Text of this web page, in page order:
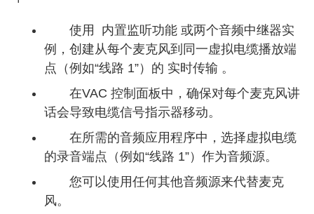
使用 内置监听功能 或两个音频中继器实
例，创建从每个麦克风到同一虚拟电缆播放端
点（例如“线路 1”）的 实时传输 。
在VAC 控制面板中，确保对每个麦克风讲
话会导致电缆信号指示器移动。
在所需的音频应用程序中，选择虚拟电缆
的录音端点（例如“线路 1”）作为音频源。
您可以使用任何其他音频源来代替麦克
风。